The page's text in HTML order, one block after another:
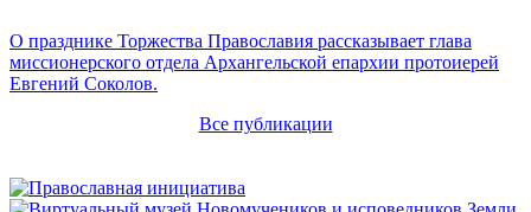
О празднике Торжества Православия рассказывает глава
миссионерского отдела Архангельской епархии протоиерей
Евгений Соколов.
Все публикации